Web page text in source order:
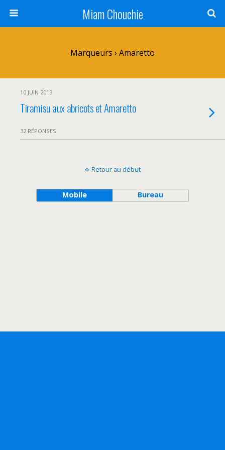
Miam Chouchie
Marqueurs › Amaretto
10 JUIN 2013
Tiramisu aux abricots et Amaretto
32 RÉPONSES
Retour au début
Mobile Bureau